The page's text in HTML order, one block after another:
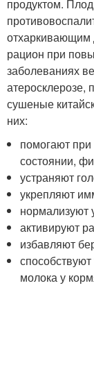
продуктом.
отхаркивающим
рацион при
заболеваниях
атеросклерозе,
сушеные
них:
помогают при
состоянии,
устраняют
укрепляют
нормализуют
активируют
избавляют
молока у